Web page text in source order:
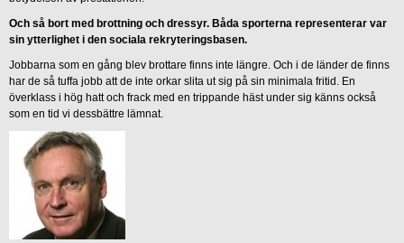
Och så bort med brottning och dressyr. Båda sporterna representerar var
sin ytterlighet i den sociala rekryteringsbasen.
Jobbarna som en gång blev brottare finns inte längre. Och i de länder de finns
har de så tuffa jobb att de inte orkar slita ut sig på sin minimala fritid. En
överklass i hög hatt och frack med en trippande häst under sig känns också
som en tid vi dessbättre lämnat.